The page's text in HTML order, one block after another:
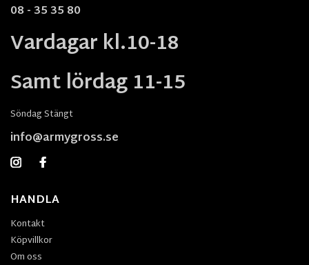
08 - 35 35 80
Vardagar kl.10-18
Samt lördag 11-15
Söndag Stängt
info@armygross.se
HANDLA
Kontakt
Köpvillkor
Om oss